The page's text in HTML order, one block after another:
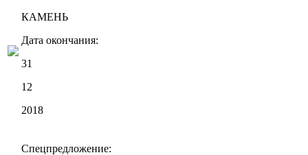
КАМЕНЬ
Дата окончания:
31
12
2018
Спецпредложение: